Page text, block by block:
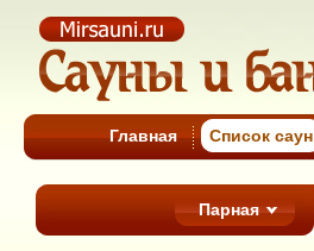
Cауны Москвы
Главная Список cаун
Парная